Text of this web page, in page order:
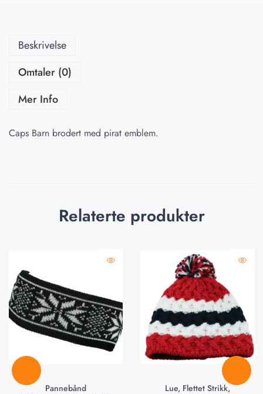
Beskrivelse
Omtaler (0)
Mer Info
Caps Barn brodert med pirat emblem.
Relaterte produkter
Pannebånd
Lue, Flettet Strikk,